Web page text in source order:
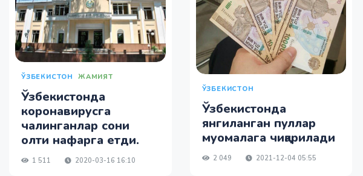
ЎЗБЕКИСТОН ЖАМИЯТ
Ўзбекистонда
коронавирусга
чалинганлар сони
олти нафарга етди.
1 511 2020-03-16 16:10
ЎЗБЕКИСТОН
Ўзбекистонда
янгиланган пуллар
муомалага чиқарилади
2 049 2021-12-04 05:55